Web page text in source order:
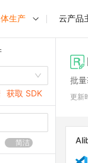
生产 云产品
获取 SDK
简洁
批
更新